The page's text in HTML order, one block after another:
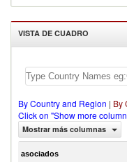
VISTA DE CUADRO
By Country and Region | By
Click on "Show more
Mostrar más columnas
asociados